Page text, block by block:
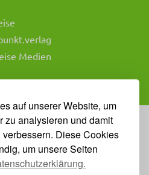
auf unserer Website, um
zu analysieren und damit
Diese Cookies
um unsere Seiten
Medien